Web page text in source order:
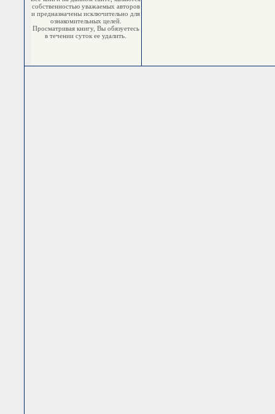
собственностью уважаемых авторов
и предназначены исключительно для
ознакомительных целей.
Просматривая книгу, Вы обязуетесь
в течении суток ее удалить.